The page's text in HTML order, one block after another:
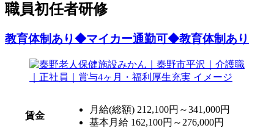
職員初任者研修
教育体制あり◆マイカー通勤可◆教育体制あり
賃金
月給(総額) 212,100円～341,000円
基本月給 162,100円～276,000円